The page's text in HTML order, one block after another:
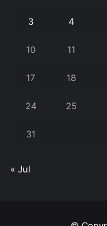
3 4
10 11
17 18
24 25
31
« Jul